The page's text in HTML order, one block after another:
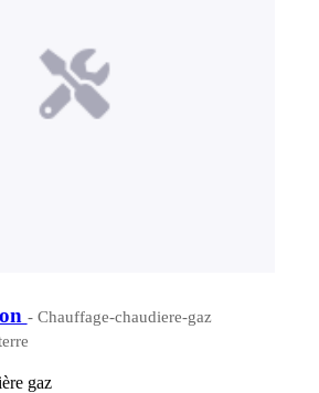
- Chauffage-chaudiere-gaz
gaz